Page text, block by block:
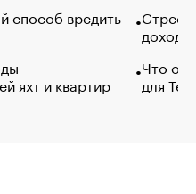
способ вредить
яхт и квартир
Что
для